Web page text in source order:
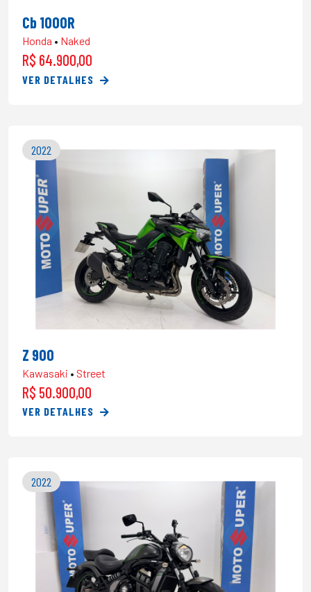
Cb 1000R
Honda • Naked
R$ 64.900,00
VER DETALHES
2022
Z 900
Kawasaki • Street
R$ 50.900,00
VER DETALHES
2022